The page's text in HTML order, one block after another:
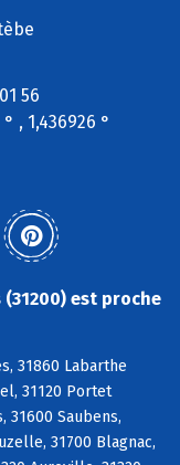
56
, 1,436926 °
est proche
31860 Labarthe
31120 Portet
31600 Saubens,
31700 Blagnac,